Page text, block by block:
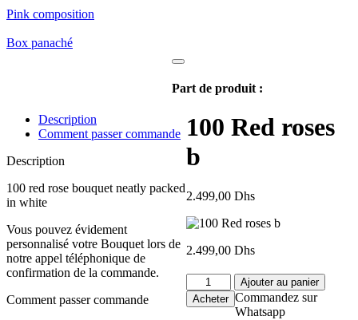
Pink composition
Box panaché
Part de produit :
100 Red roses
b
2.499,00 Dhs
2.499,00 Dhs
quantité
de
100
Ajouter au panier
Acheter Commandez sur
Whatsapp
Description
Comment passer commande
Description
100 red rose bouquet neatly packed
in white
Vous pouvez évidement
personnalisé votre Bouquet lors de
notre appel téléphonique de
confirmation de la commande.
Comment passer commande